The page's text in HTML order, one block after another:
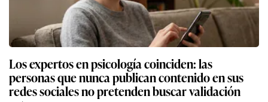
Los expertos en psicología coinciden: las
personas que nunca publican contenido en sus
redes sociales no pretenden buscar validación